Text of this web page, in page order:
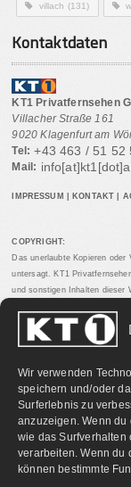
Wir verwenden
speichern und/oder
Surferlebnis zu
anzuzeigen. Wenn du
wie das Surfverhalten
verarbeiten. Wenn du
können bestimmte
villach (131)
Kontaktdaten
KT1 Privatfernsehen
Villacher Straße 161
9020 Klagenfurt am
Tel: +43 463 / 51 52
Mail:
IMPRESSUM KONTAKT
COPYRIGHT:
Das unerlaubte Kopieren
untersagt. KT1
und sonstigen Inhalten dieser
PARTNERLINKS: